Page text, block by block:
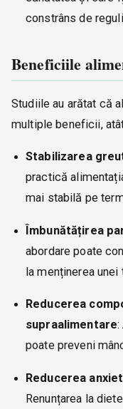
constrâns de
Beneficiile
Studiile au arătat că
multiple beneficii,
Stabilizarea
practică
mai stabilă pe
Îmbunătățirea
abordare poate
la menținerea
Reducerea
supraalimentare:
poate preveni
Reducerea
Renunțarea la